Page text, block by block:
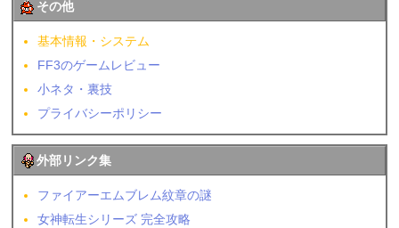
その他
基本情報・システム
FF3のゲームレビュー
小ネタ・裏技
プライバシーポリシー
外部リンク集
ファイアーエムブレム紋章の謎
女神転生シリーズ 完全攻略